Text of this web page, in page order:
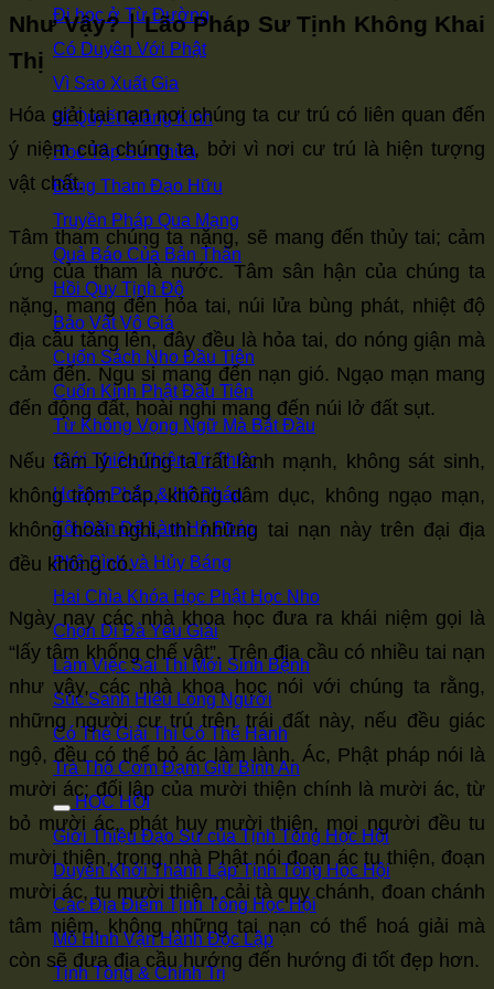
Đi học ở Từ Đường
Có Duyên Với Phật
Vì Sao Xuất Gia
Bí Quyết Giảng Kinh
Học Tập Sư Thừa
Đồng Tham Đạo Hữu
Truyền Pháp Qua Mạng
Quả Báo Của Bản Thân
Hồi Quy Tịnh Độ
Bảo Vật Vô Giá
Cuốn Sách Nho Đầu Tiên
Cuốn Kinh Phật Đầu Tiên
Từ Không Vọng Ngữ Mà Bắt Đầu
Giới Thiệu Thiện Tri Thức
Hoằng Pháp & Hộ Pháp
Tôi Đến Để Làm Hộ Pháp
Phê Bình và Hủy Báng
Hai Chìa Khóa Học Phật Học Nho
Chọn Di Đà Yếu Giải
Làm Việc Sai Thì Mới Sinh Bệnh
Súc Sanh Hiểu Lòng Người
Có Thể Giải Thì Có Thể Hành
Trà Thô Cơm Đạm Giữ Bình An
HỌC HỘI
Giới Thiệu Đạo Sư của Tịnh Tông Học Hội
Duyên Khởi Thành Lập Tịnh Tông Học Hội
Các Địa Điểm Tịnh Tông Học Hội
Mô Hình Vận Hành Độc Lập
Tịnh Tông & Chính Trị
Như Vậy?｜Lão Pháp Sư Tịnh Không Khai
Thị
Hóa giải tai nạn nơi chúng ta cư trú có liên quan đến
ý niệm của chúng ta, bởi vì nơi cư trú là hiện tượng
vật chất.
Tâm tham chúng ta nặng, sẽ mang đến thủy tai; cảm
ứng của tham là nước. Tâm sân hận của chúng ta
nặng, mang đến hỏa tai, núi lửa bùng phát, nhiệt độ
địa cầu tăng lên, đây đều là hỏa tai, do nóng giận mà
cảm đến. Ngu si mang đến nạn gió. Ngạo mạn mang
đến động đất, hoài nghi mang đến núi lở đất sụt.
Nếu tâm lý chúng ta rất lành mạnh, không sát sinh,
không trộm cắp, không dâm dục, không ngạo mạn,
không hoài nghi, thì những tai nạn này trên đại địa
đều không có.
Ngày nay các nhà khoa học đưa ra khái niệm gọi là
“lấy tâm khống chế vật”. Trên địa cầu có nhiều tai nạn
như vậy, các nhà khoa học nói với chúng ta rằng,
những người cư trú trên trái đất này, nếu đều giác
ngộ, đều có thể bỏ ác làm lành. Ác, Phật pháp nói là
mười ác; đối lập của mười thiện chính là mười ác, từ
bỏ mười ác, phát huy mười thiện, mọi người đều tu
mười thiện, trong nhà Phật nói đoạn ác tu thiện, đoạn
mười ác, tu mười thiện, cải tà quy chánh, đoan chánh
tâm niệm, không những tai nạn có thể hoá giải mà
còn sẽ đưa địa cầu hướng đến hướng đi tốt đẹp hơn.